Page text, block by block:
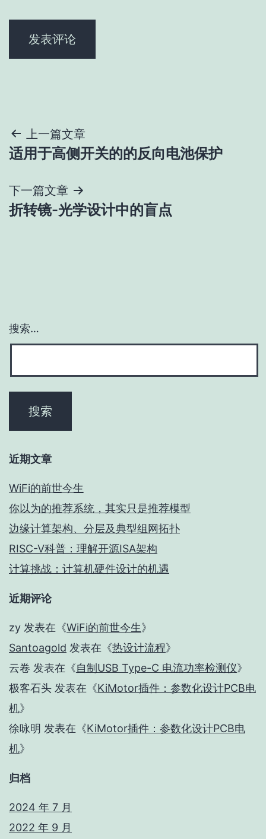
文
章
导
航
上一篇文章
适用于高侧开关的的反向电池保护
下一篇文章
折转镜-光学设计中的盲点
搜索…
近期文章
WiFi的前世今生
你以为的推荐系统，其实只是推荐模型
边缘计算架构、分层及典型组网拓扑
RISC-V科普：理解开源ISA架构
计算挑战：计算机硬件设计的机遇
近期评论
zy 发表在《WiFi的前世今生》
Santoagold 发表在《热设计流程》
云卷 发表在《自制USB Type-C 电流功率检测仪》
极客石头 发表在《KiMotor插件：参数化设计PCB电
机》
徐咏明 发表在《KiMotor插件：参数化设计PCB电
机》
归档
2024 年 7 月
2022 年 9 月